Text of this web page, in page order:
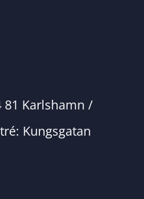
81 Karlshamn /
Kungsgatan